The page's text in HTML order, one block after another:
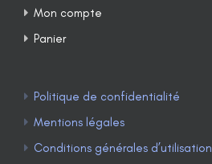
Mon compte
Panier
Politique de confidentialité
Mentions légales
Conditions générales d’utilisation